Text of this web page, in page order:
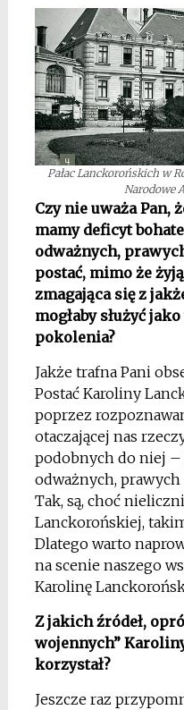
Pałac Lanckorońskich w
Narodowe
Czy nie uważa Pan,
mamy deficyt
odważnych,
postać, mimo że
zmagająca się z
mogłaby służyć
pokolenia?
Jakże trafna Pani
Postać Karoliny
poprzez
otaczającej nas
podobnych do niej –
odważnych, ­­prawych
Tak, są, choć
Lanckorońskiej,
Dlatego warto
na scenie naszego
Karolinę
Z jakich źródeł,
wojennych”
korzystał?
Jeszcze raz